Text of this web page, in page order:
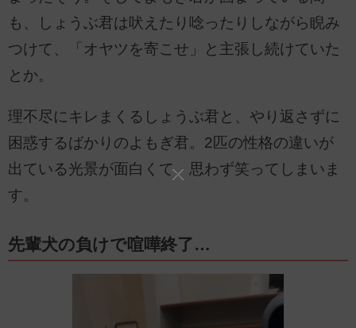
も、しょうぶ君は吠えたり唸ったりしながら睨み
つけて、「オヤツを寄こせ」と主張し続けていた
とか。
理不尽にキレまくるしょうぶ君と、やり返さずに
困惑するばかりのよもぎ君。2匹の性格の違いが
出ている光景が面白くて、思わず笑ってしまいま
す。
先輩犬の負けで喧嘩終了…